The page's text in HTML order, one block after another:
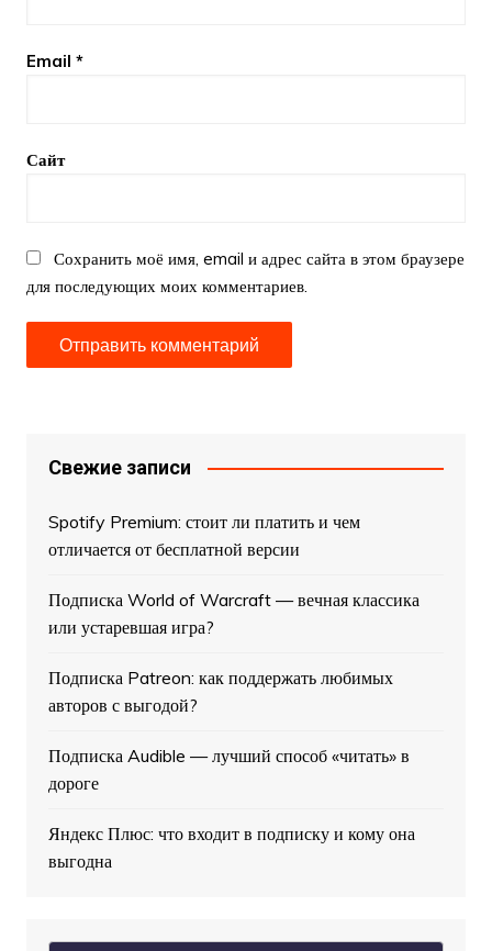
Email *
Сайт
Сохранить моё имя, email и адрес сайта в этом браузере
для последующих моих комментариев.
Свежие записи
Spotify Premium: стоит ли платить и чем
отличается от бесплатной версии
Подписка World of Warcraft — вечная классика
или устаревшая игра?
Подписка Patreon: как поддержать любимых
авторов с выгодой?
Подписка Audible — лучший способ «читать» в
дороге
Яндекс Плюс: что входит в подписку и кому она
выгодна